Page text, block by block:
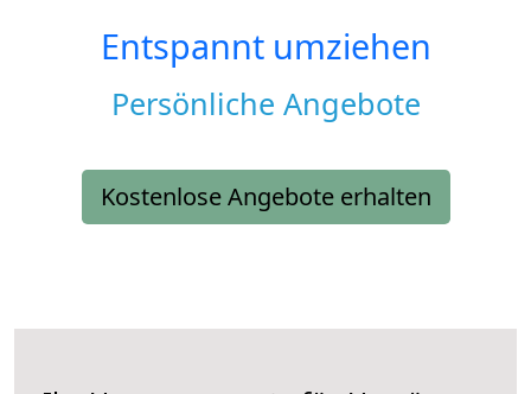
Entspannt umziehen
Persönliche Angebote
Kostenlose Angebote erhalten